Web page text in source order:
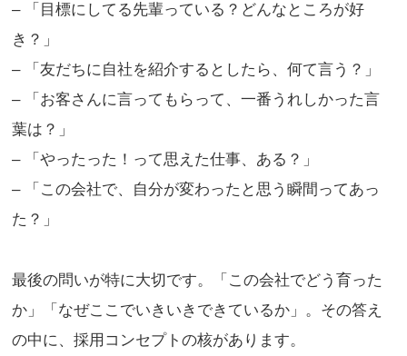
– 「目標にしてる先輩っている？どんなところが好
き？」
– 「友だちに自社を紹介するとしたら、何て言う？」
– 「お客さんに言ってもらって、一番うれしかった言
葉は？」
– 「やったった！って思えた仕事、ある？」
– 「この会社で、自分が変わったと思う瞬間ってあっ
た？」
最後の問いが特に大切です。「この会社でどう育った
か」「なぜここでいきいきできているか」。その答え
の中に、採用コンセプトの核があります。